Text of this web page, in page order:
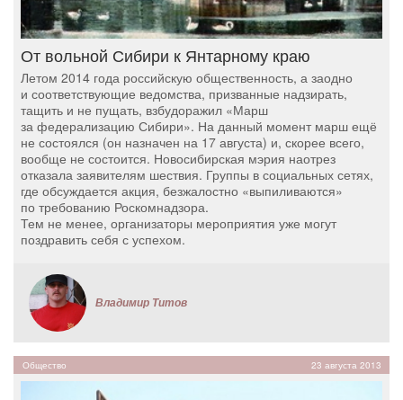
От вольной Сибири к Янтарному краю
Летом 2014 года российскую общественность, а заодно
и соответствующие ведомства, призванные надзирать,
тащить и не пущать, взбудоражил «Марш
за федерализацию Сибири». На данный момент марш ещё
не состоялся (он назначен на 17 августа) и, скорее всего,
вообще не состоится. Новосибирская мэрия наотрез
отказала заявителям шествия. Группы в социальных сетях,
где обсуждается акция, безжалостно «выпиливаются»
по требованию Роскомнадзора.
Тем не менее, организаторы мероприятия уже могут
поздравить себя с успехом.
Владимир Титов
Общество 23 августа 2013